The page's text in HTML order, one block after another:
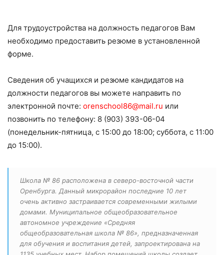
Для трудоустройства на должность педагогов Вам
необходимо предоставить резюме в установленной
форме.
Сведения об учащихся и резюме кандидатов на
должности педагогов вы можете направить по
электронной почте: orenschool86@mail.ru или
позвонить по телефону: 8 (903) 393-06-04
(понедельник-пятница, с 15:00 до 18:00; суббота, с 11:00
до 15:00).
Школа № 86 расположена в северо-восточной части
Оренбурга. Данный микрорайон последние 10 лет
очень активно застраивается современными жилыми
домами. Муниципальное общеобразовательное
автономное учреждение «Средняя
общеобразовательная школа № 86», предназначенная
для обучения и воспитания детей, запроектирована на